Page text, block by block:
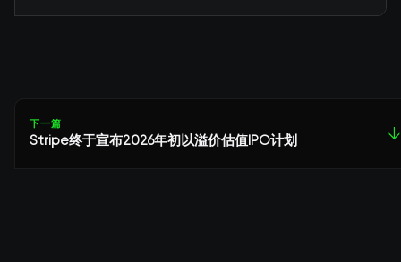
下一篇
Stripe终于宣布2026年初以溢价估值IPO计划 ↓